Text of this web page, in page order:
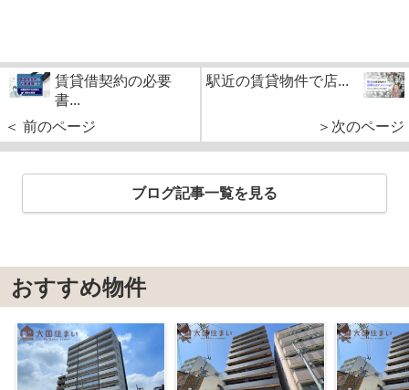
賃貸借契約の必要
書...
＜ 前のページ
駅近の賃貸物件で店...
＞次のページ
ブログ記事一覧を見る
おすすめ物件